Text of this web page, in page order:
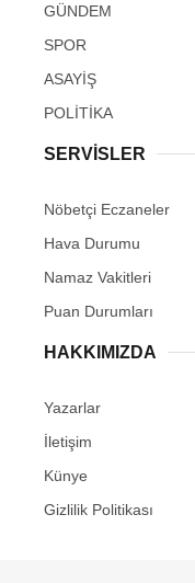
GÜNDEM
SPOR
ASAYİŞ
POLİTİKA
SERVİSLER
Nöbetçi Eczaneler
Hava Durumu
Namaz Vakitleri
Puan Durumları
HAKKIMIZDA
Yazarlar
İletişim
Künye
Gizlilik Politikası